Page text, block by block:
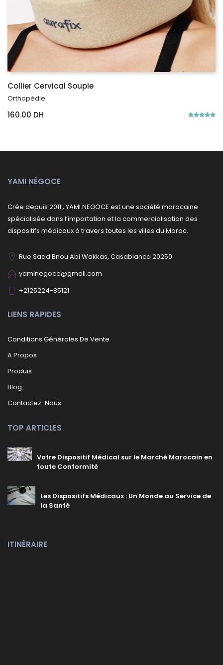
Collier Cervical Souple
Orthopédie
160.00 DH
YAMI NÉGOCE
Crée depuis 2011 , YAMI NEGOCE est une société marocaine
spécialisée dans l’importation et la commercialisation des
dispositifs médicaux à travers toutes les villes du Maroc.
Rue Saad Bnou Abi Wakkas, Casablanca 20250
yaminegoce@gmail.com
+2125224-85121
LIENS RAPIDES
Conditions Générales De Vente
A Propos
Produis
Blog
Contactez-Nous
TOP ARTICLES
Votre Dispositif Médical sur le Marché Marocain en
toute Conformité
Les Dispositifs Médicaux : Un Monde au Service de
la Santé
ITINÉRAIRE